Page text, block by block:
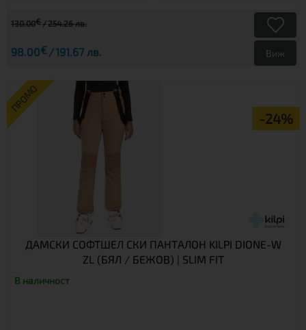
130.00€ 254.26 лв.
98.00€ 191.67 лв. Виж
ПРОМО
-24%
ДАМСКИ СОФТШЕЛ СКИ ПАНТАЛОН KILPI DIONE-W
ZL (БЯЛ / БЕЖОВ) | SLIM FIT
В наличност